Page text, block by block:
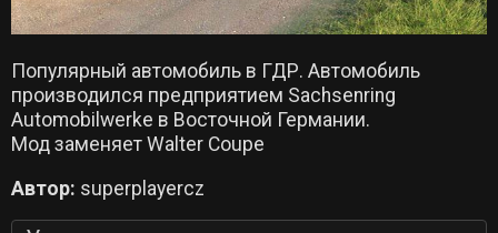
Популярный автомобиль в ГДР. Автомобиль
производился предприятием Sachsenring
Automobilwerke в Восточной Германии.
Мод заменяет Walter Coupe
Автор: superplayercz